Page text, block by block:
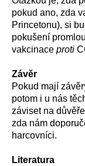
pokud ano, zda
Princetonu), si
pokušení
vakcinace proti
Závěr
Pokud mají
potom i u nás
záviset na důvěře
zda nám
harcovníci.
Literatura